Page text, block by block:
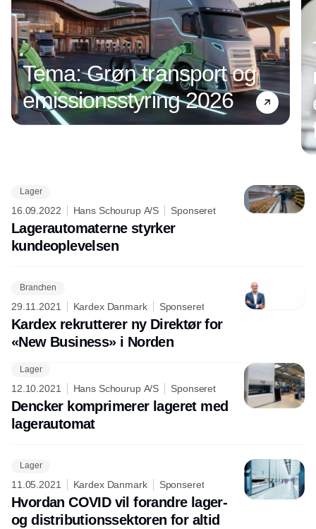
Tema: Grøn transport og
emissionsstyring 2026
Lager
16.09.2022 Hans Schourup A/S Sponseret
Lagerautomaterne styrker
kundeoplevelsen
Branchen
29.11.2021 Kardex Danmark Sponseret
Kardex rekrutterer ny Direktør for
«New Business» i Norden
Lager
12.10.2021 Hans Schourup A/S Sponseret
Dencker komprimerer lageret med
lagerautomat
Lager
11.05.2021 Kardex Danmark Sponseret
Hvordan COVID vil forandre lager-
og distributionssektoren for altid